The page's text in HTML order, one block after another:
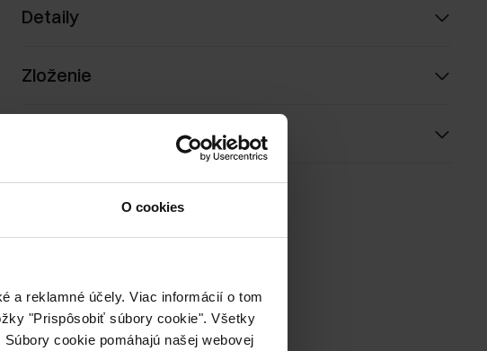
O cookies
a reklamné účely. Viac informácií o tom
"Prispôsobiť súbory cookie". Všetky
cookie pomáhajú našej webovej
Detaily
Zloženie